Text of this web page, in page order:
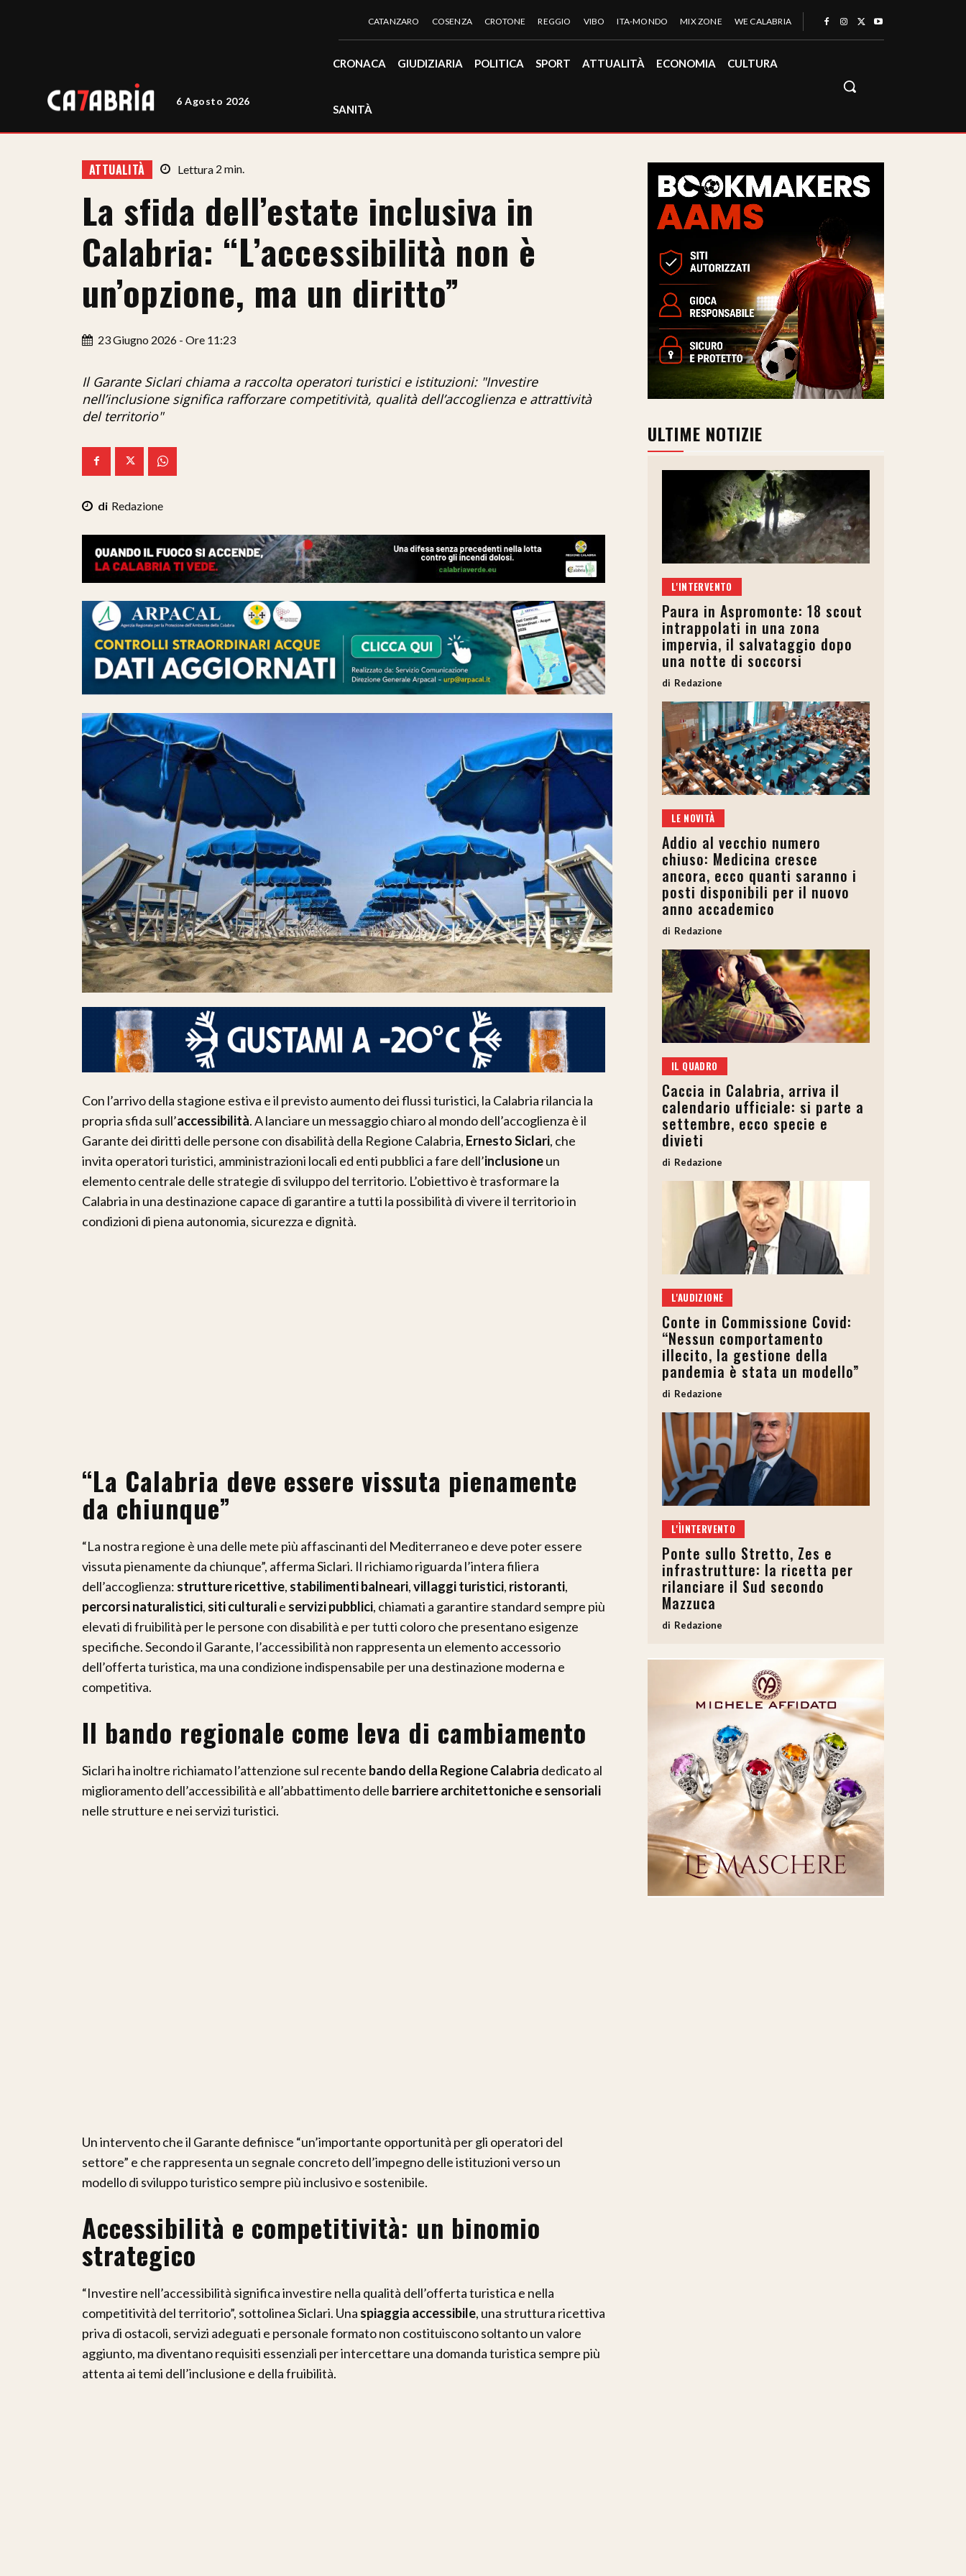
6 Agosto 2026
CATANZARO COSENZA CROTONE REGGIO VIBO ITA-MONDO MIX ZONE WE CALABRIA
CRONACA GIUDIZIARIA POLITICA SPORT ATTUALITÀ ECONOMIA CULTURA
SANITÀ
ATTUALITÀ Lettura 2 min.
La sfida dell’estate inclusiva in
Calabria: “L’accessibilità non è
un’opzione, ma un diritto”
23 Giugno 2026 - Ore 11:23
Il Garante Siclari chiama a raccolta operatori turistici e istituzioni: "Investire
nell’inclusione significa rafforzare competitività, qualità dell’accoglienza e attrattività
del territorio"
Redazione
Con l’arrivo della stagione estiva e il previsto aumento dei flussi turistici, la Calabria rilancia la
propria sfida sull’accessibilità. A lanciare un messaggio chiaro al mondo dell’accoglienza è il
Garante dei diritti delle persone con disabilità della Regione Calabria, Ernesto Siclari, che
invita operatori turistici, amministrazioni locali ed enti pubblici a fare dell’inclusioneun
elemento centrale delle strategie di sviluppo del territorio. L’obiettivo è trasformare la
Calabria in una destinazione capace di garantire a tutti la possibilità di vivere il territorio in
condizioni di piena autonomia, sicurezza e dignità.
“La Calabria deve essere vissuta pienamente
da chiunque”
“La nostra regione è una delle mete più affascinanti del Mediterraneo e deve poter essere
vissuta pienamente da chiunque”, afferma Siclari. Il richiamo riguarda l’intera filiera
dell’accoglienza: strutture ricettive, stabilimenti balneari,villaggi turistici, ristoranti,
percorsi naturalistici, siti culturalie servizi pubblici, chiamati a garantire standard sempre più
elevati di fruibilità per le persone con disabilità e per tutti coloro che presentano esigenze
specifiche. Secondo il Garante, l’accessibilità non rappresenta un elemento accessorio
dell’offerta turistica, ma una condizione indispensabile per una destinazione moderna e
competitiva.
Il bando regionale come leva di cambiamento
Siclari ha inoltre richiamato l’attenzione sul recente bando della Regione Calabria dedicato al
miglioramento dell’accessibilità e all’abbattimento delle barriere architettoniche e sensoriali
nelle strutture e nei servizi turistici.
Un intervento che il Garante definisce “un’importante opportunità per gli operatori del
settore” e che rappresenta un segnale concreto dell’impegno delle istituzioni verso un
modello di sviluppo turistico sempre più inclusivo e sostenibile.
Accessibilità e competitività: un binomio
strategico
“Investire nell’accessibilità significa investire nella qualità dell’offerta turistica e nella
competitività del territorio”, sottolinea Siclari. Una spiaggia accessibile, una struttura ricettiva
priva di ostacoli, servizi adeguati e personale formato non costituiscono soltanto un valore
aggiunto, ma diventano requisiti essenziali per intercettare una domanda turistica sempre più
attenta ai temi dell’inclusione e della fruibilità.
ULTIME NOTIZIE
L'INTERVENTO
Paura in Aspromonte: 18 scout
intrappolati in una zona
impervia, il salvataggio dopo
una notte di soccorsi
Redazione
LE NOVITÀ
Addio al vecchio numero
chiuso: Medicina cresce
ancora, ecco quanti saranno i
posti disponibili per il nuovo
anno accademico
Redazione
IL QUADRO
Caccia in Calabria, arriva il
calendario ufficiale: si parte a
settembre, ecco specie e
divieti
Redazione
L'AUDIZIONE
Conte in Commissione Covid:
“Nessun comportamento
illecito, la gestione della
pandemia è stata un modello”
Redazione
L'ÌINTERVENTO
Ponte sullo Stretto, Zes e
infrastrutture: la ricetta per
rilanciare il Sud secondo
Mazzuca
Redazione